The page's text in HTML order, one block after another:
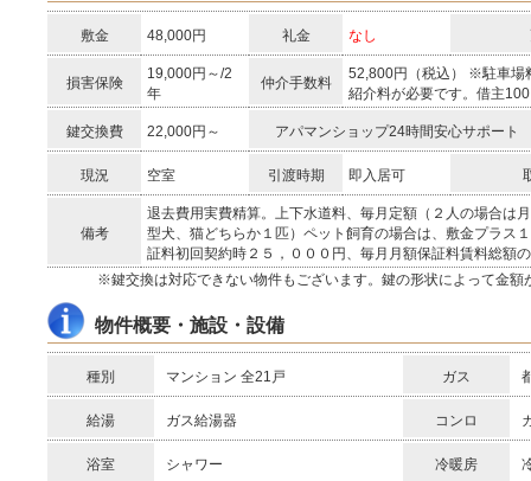
敷金 48,000円 礼金 なし
損害保険
19,000円～/2
年
仲介手数料
52,800円（税込） ※駐車場
紹介料が必要です。借主
鍵交換費 22,000円～ アパマンショップ24時間安心サポート
現況 空室 引渡時期 即入居可
備考
退去費用実費精算。上下水道料、毎月定額（２人の場合は
型犬、猫どちらか１匹）ペット飼育の場合は、敷金プラス
証料初回契約時２５，０００円、毎月月額保証料賃料総額
※鍵交換は対応できない物件もございます。鍵の形状によって金額
物件概要・施設・設備
種別 マンション 全21戸 ガス
給湯 ガス給湯器 コンロ
浴室 シャワー 冷暖房